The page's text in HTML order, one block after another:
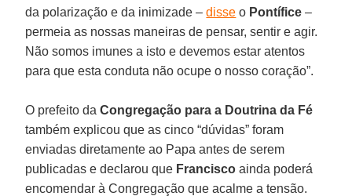
da polarização e da inimizade –disse o Pontífice –
permeia as nossas maneiras de pensar, sentir e agir.
Não somos imunes a isto e devemos estar atentos
para que esta conduta não ocupe o nosso coração”.
O prefeito daCongregação para a Doutrina da Fé
também explicou que as cinco “dúvidas” foram
enviadas diretamente ao Papa antes de serem
publicadas e declarou que Francisco ainda poderá
encomendar à Congregação que acalme a tensão.